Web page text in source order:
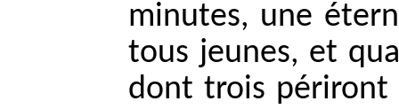
minutes, une
tous jeunes, et
dont trois périront